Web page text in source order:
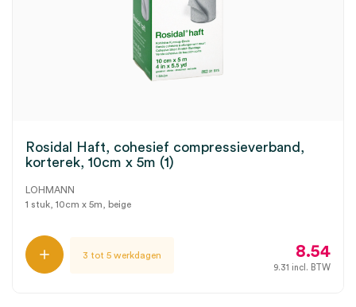
Rosidal Haft, cohesief compressieverband,
korterek, 10cm x 5m (1)
LOHMANN
1 stuk, 10cm x 5m, beige
3 tot 5 werkdagen 8.54
9.31 incl. BTW